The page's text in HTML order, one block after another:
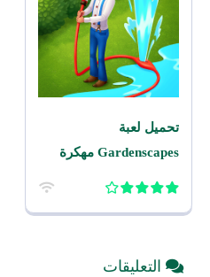
تحميل لعبة
Gardenscapes مهكرة
التعليقات